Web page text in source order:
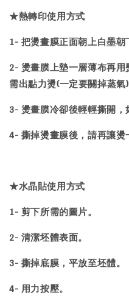
★熱轉印使用方式
1- 把燙畫膜正面朝上白墨朝
2- 燙畫膜上墊一層薄布再
需出點力燙(一定要關掉蒸氣)
3- 燙畫膜冷卻後輕輕撕開，
4- 撕掉燙畫膜後，請再讓燙
★水晶貼使用方式
1- 剪下所需的圖片。
2- 清潔坯體表面。
3- 撕掉底膜，平放至坯體。
4- 用力按壓。